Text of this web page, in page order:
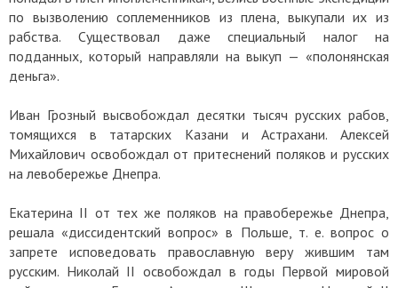
по вызволению соплеменников из плена, выкупали их из
рабства. Существовал даже специальный налог на
подданных, который направляли на выкуп — «полонянская
деньга».
Иван Грозный высвобождал десятки тысяч русских рабов,
томящихся в татарских Казани и Астрахани. Алексей
Михайлович освобождал от притеснений поляков и русских
на левобережье Днепра.
Екатерина II от тех же поляков на правобережье Днепра,
решала «диссидентский вопрос» в Польше, т. е. вопрос о
запрете исповедовать православную веру жившим там
русским. Николай II освобождал в годы Первой мировой